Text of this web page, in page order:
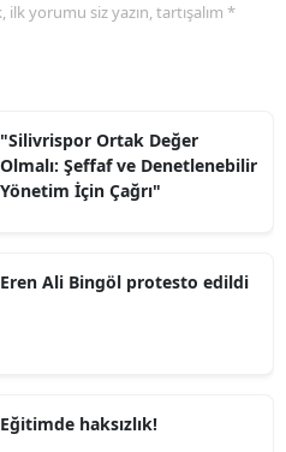
yorumu siz yazın, tartışalım *
"Silivrispor Ortak Değer
Olmalı: Şeffaf ve Denetlenebilir
Yönetim İçin Çağrı"
Eren Ali Bingöl protesto edildi
Eğitimde haksızlık!